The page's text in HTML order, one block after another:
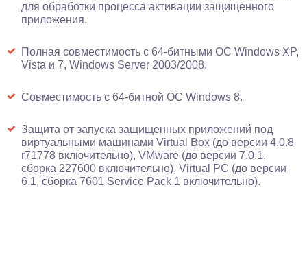
для обработки процесса активации защищенного
приложения.
Полная совместимость с 64-битными ОС Windows XP,
Vista и 7, Windows Server 2003/2008.
Совместимость с 64-битной ОС Windows 8.
Защита от запуска защищенных приложений под
виртуальными машинами Virtual Box (до версии 4.0.8
r71778 включительно), VMware (до версии 7.0.1,
сборка 227600 включительно), Virtual PC (до версии
6.1, сборка 7601 Service Pack 1 включительно).